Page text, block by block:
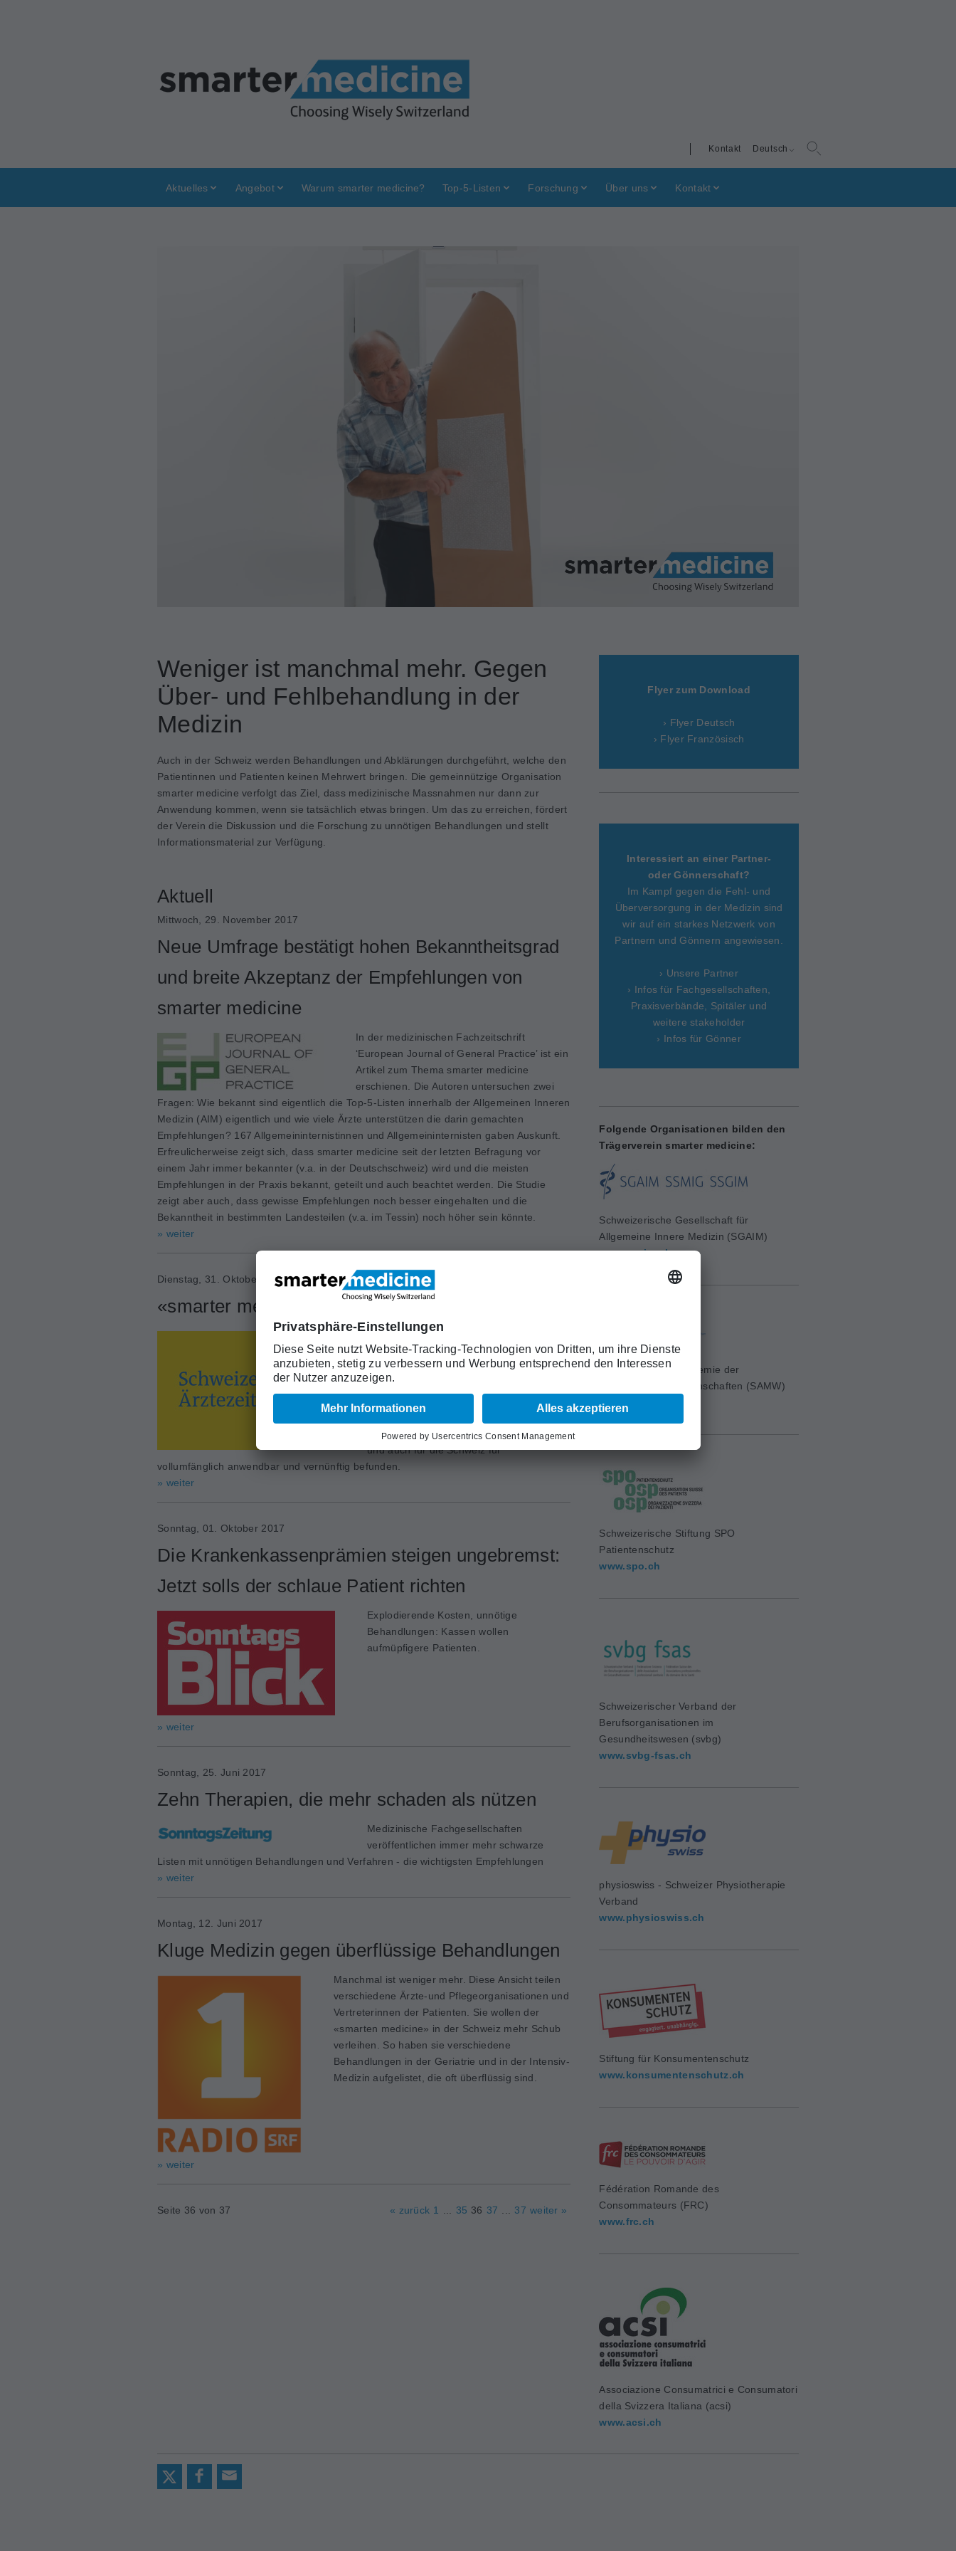
Deutsch
Kontakt
Aktuelles Angebot Warum smarter medicine? Top-5-Listen Forschung Über uns Kontakt
Weniger ist manchmal mehr. Gegen
Über- und Fehlbehandlung in der
Medizin
Auch in der Schweiz werden Behandlungen und Abklärungen durchgeführt, welche den
Patientinnen und Patienten keinen Mehrwert bringen. Die gemeinnützige Organisation
smarter medicine verfolgt das Ziel, dass medizinische Massnahmen nur dann zur
Anwendung kommen, wenn sie tatsächlich etwas bringen. Um das zu erreichen, fördert
der Verein die Diskussion und die Forschung zu unnötigen Behandlungen und stellt
Informationsmaterial zur Verfügung.
Aktuell
Mittwoch, 29. November 2017
Neue Umfrage bestätigt hohen Bekanntheitsgrad
und breite Akzeptanz der Empfehlungen von
smarter medicine
In der medizinischen Fachzeitschrift
‘European Journal of General Practice’ ist ein
Artikel zum Thema smarter medicine
erschienen. Die Autoren untersuchen zwei
Fragen: Wie bekannt sind eigentlich die Top-5-Listen innerhalb der Allgemeinen Inneren
Medizin (AIM) eigentlich und wie viele Ärzte unterstützen die darin gemachten
Empfehlungen? 167 Allgemeininternistinnen und Allgemeininternisten gaben Auskunft.
Erfreulicherweise zeigt sich, dass smarter medicine seit der letzten Befragung vor
einem Jahr immer bekannter (v.a. in der Deutschschweiz) wird und die meisten
Empfehlungen in der Praxis bekannt, geteilt und auch beachtet werden. Die Studie
zeigt aber auch, dass gewisse Empfehlungen noch besser eingehalten und die
Bekanntheit in bestimmten Landesteilen (v.a. im Tessin) noch höher sein könnte.
» weiter
Dienstag, 31. Oktober 2017
«smarter medicine»: die «Top-5-Liste» der SGG
In Ergänzung zu anderen Medizinischen
Fachgesellschaften unterstützt auch die
Schweizerische Gesellschaft für
Gastroenterologie (SGG) das Anliegen der
Gastroenterologie-Gesellschaft geprüft
und auch für die Schweiz für
vollumfänglich anwendbar und vernünftig befunden.
» weiter
Sonntag, 01. Oktober 2017
Die Krankenkassenprämien steigen ungebremst:
Jetzt solls der schlaue Patient richten
Explodierende Kosten, unnötige
Behandlungen: Kassen wollen
aufmüpfigere Patienten.
» weiter
Sonntag, 25. Juni 2017
Zehn Therapien, die mehr schaden als nützen
Medizinische Fachgesellschaften
veröffentlichen immer mehr schwarze
Listen mit unnötigen Behandlungen und Verfahren - die wichtigsten Empfehlungen
» weiter
Montag, 12. Juni 2017
Kluge Medizin gegen überflüssige Behandlungen
Manchmal ist weniger mehr. Diese Ansicht teilen
verschiedene Ärzte-und Pflegeorganisationen und
Vertreterinnen der Patienten. Sie wollen der
«smarten medicine» in der Schweiz mehr Schub
verleihen. So haben sie verschiedene
Behandlungen in der Geriatrie und in der Intensiv-
Medizin aufgelistet, die oft überflüssig sind.
» weiter
Seite 36 von 37 « zurück 1 35 36 37 37 weiter »
Flyer zum Download
› Flyer Deutsch
› Flyer Französisch
Interessiert an einer Partner-
oder Gönnerschaft?
Im Kampf gegen die Fehl- und
Überversorgung in der Medizin sind
wir auf ein starkes Netzwerk von
Partnern und Gönnern angewiesen.
› Unsere Partner
› Infos für Fachgesellschaften,
Praxisverbände, Spitäler und
weitere stakeholder
› Infos für Gönner
Folgende Organisationen bilden den
Trägerverein smarter medicine:
Schweizerische Gesellschaft für
Allgemeine Innere Medizin (SGAIM)
www.sgaim.ch
Schweizerische Akademie der
Medizinischen Wissenschaften (SAMW)
www.samw.ch
Schweizerische Stiftung SPO
Patientenschutz
www.spo.ch
Schweizerischer Verband der
Berufsorganisationen im
Gesundheitswesen (svbg)
www.svbg-fsas.ch
physioswiss - Schweizer Physiotherapie
Verband
www.physioswiss.ch
Stiftung für Konsumentenschutz
www.konsumentenschutz.ch
Fédération Romande des
Consommateurs (FRC)
www.frc.ch
Associazione Consumatrici e Consumatori
della Svizzera Italiana (acsi)
www.acsi.ch